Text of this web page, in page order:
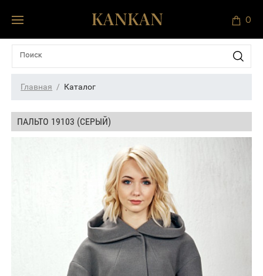
0
Главная Каталог
ПАЛЬТО 19103 (СЕРЫЙ)